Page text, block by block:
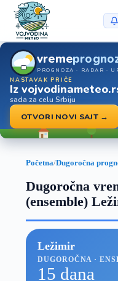
vreme
PROGNOZA · RADAR ·
NASTAVAK PRIČE
Iz
sada za celu Srbiju
OTVORI NOVI SAJT →
Početna/Dugoročna
Dugoročna
(ensemble)
Ležimir
DUGOROČNA ·
15 dana